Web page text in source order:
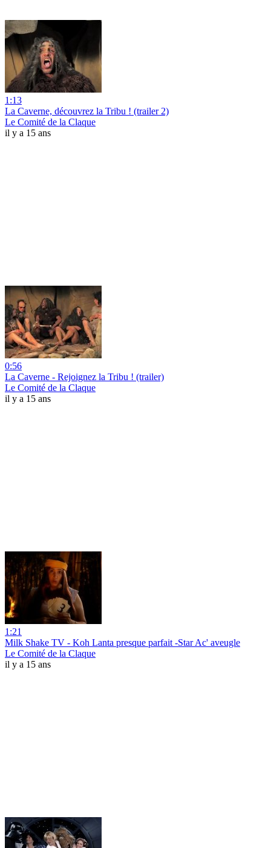
1:13
La Caverne, découvrez la Tribu ! (trailer 2)
Le Comité de la Claque
il y a 15 ans
0:56
La Caverne - Rejoignez la Tribu ! (trailer)
Le Comité de la Claque
il y a 15 ans
1:21
Milk Shake TV - Koh Lanta presque parfait -Star Ac' aveugle
Le Comité de la Claque
il y a 15 ans